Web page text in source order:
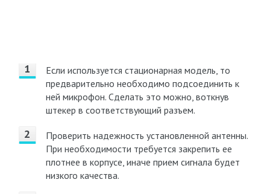
Если используется стационарная модель, то
предварительно необходимо подсоединить к
ней микрофон. Сделать это можно, воткнув
штекер в соответствующий разъем.
Проверить надежность установленной антенны.
При необходимости требуется закрепить ее
плотнее в корпусе, иначе прием сигнала будет
низкого качества.